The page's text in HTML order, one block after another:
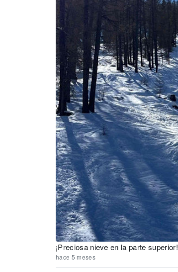
¡Preciosa nieve en la parte superior!
hace 5 meses